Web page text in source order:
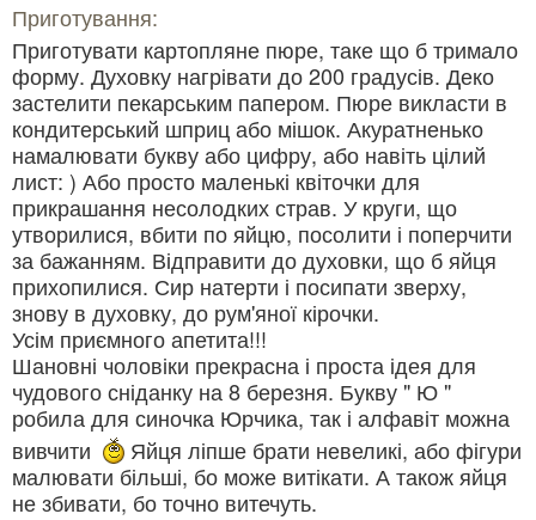
Приготування:
Приготувати картопляне пюре, таке що б тримало
форму. Духовку нагрівати до 200 градусів. Деко
застелити пекарським папером. Пюре викласти в
кондитерський шприц або мішок. Акуратненько
намалювати букву або цифру, або навіть цілий
лист: ) Або просто маленькі квіточки для
прикрашання несолодких страв. У круги, що
утворилися, вбити по яйцю, посолити і поперчити
за бажанням. Відправити до духовки, що б яйця
прихопилися. Сир натерти і посипати зверху,
знову в духовку, до рум'яної кірочки.
Усім приємного апетита!!!
Шановні чоловіки прекрасна і проста ідея для
чудового сніданку на 8 березня. Букву " Ю "
робила для синочка Юрчика, так і алфавіт можна
вивчити
Яйця ліпше брати невеликі, або фігури
малювати більші, бо може витікати. А також яйця
не збивати, бо точно витечуть.